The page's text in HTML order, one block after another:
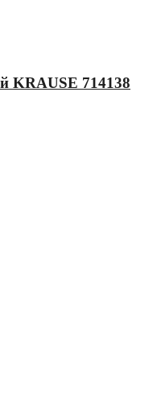
KRAUSE 714138